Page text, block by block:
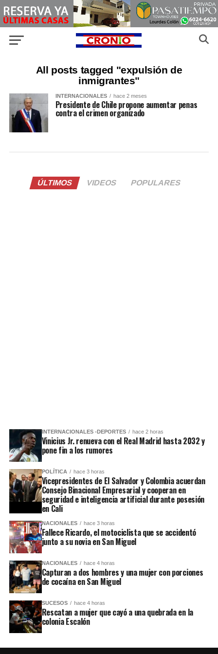
All posts tagged "expulsión de
inmigrantes"
INTERNACIONALES hace 2 meses
Presidente de Chile propone aumentar penas
contra el crimen organizado
ÚLTIMOS VIDEOS POPULARES
INTERNACIONALES -DEPORTES hace 2 horas
Vinicius Jr. renueva con el Real Madrid hasta 2032 y
pone fin a los rumores
POLÍTICA hace 3 horas
Vicepresidentes de El Salvador y Colombia acuerdan
Consejo Binacional Empresarial y cooperan en
seguridad e inteligencia artificial durante posesión
en Cali
NACIONALES hace 3 horas
Fallece Ricardo, el motociclista que se accidentó
junto a su novia en San Miguel
NACIONALES hace 4 horas
Capturan a dos hombres y una mujer con porciones
de cocaína en San Miguel
SUCESOS hace 4 horas
Rescatan a mujer que cayó a una quebrada en la
colonia Escalón